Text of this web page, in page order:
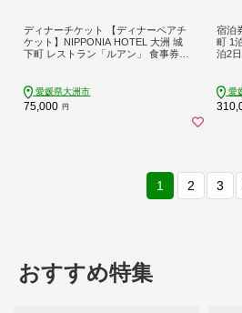
ディナーチケット 【ディナーペアチ
ケット】NIPPONIA HOTEL 大洲 城
下町 レストラン「ルアン」 食事券 N
家 愛媛県大洲市/バリューマネジメン
ト [AGDP002] 観光 旅行 お食事券 体
験チケット お食事チケット ペア チ
愛媛県大洲市
75,000 円
宿泊
町 1
泊2
リュ
旅行
チケ
愛
1 2 3
おすすめ特集